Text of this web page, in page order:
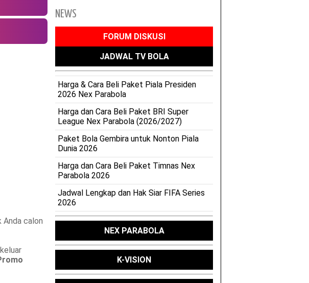
calon
NEWS
FORUM DISKUSI
JADWAL TV BOLA
Harga & Cara Beli Paket Piala Presiden
2026 Nex Parabola
Harga dan Cara Beli Paket BRI Super
League Nex Parabola (2026/2027)
Paket Bola Gembira untuk Nonton Piala
Dunia 2026
Harga dan Cara Beli Paket Timnas Nex
Parabola 2026
Jadwal Lengkap dan Hak Siar FIFA Series
2026
NEX PARABOLA
K-VISION